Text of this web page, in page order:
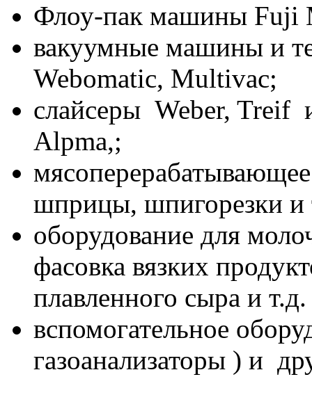
Флоу-пак машины Fuji
вакуумные машины и
Webomatic, Multivac;
слайсеры Weber, Treif
Alpma,;
шприцы, шпигорезки и
оборудование для
фасовка вязких
плавленного сыра и
вспомогательное
газоанализаторы ) и